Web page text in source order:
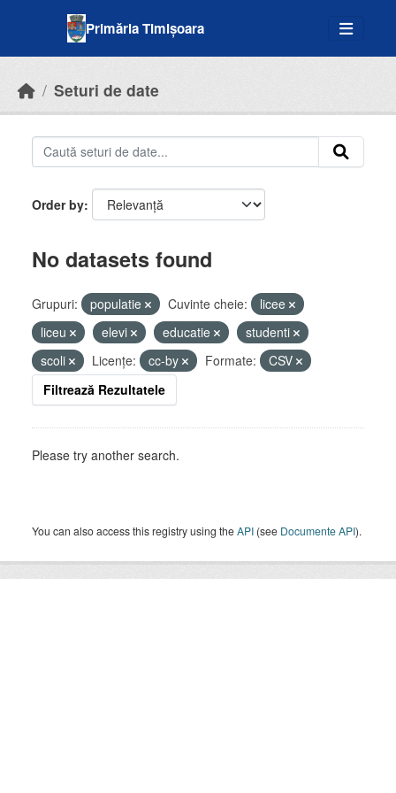
Primăria Timișoara
Seturi de date
Order by
No datasets found
Grupuri: populatie Cuvinte cheie:
licee
liceu
elevi educatie
studenti
scoli
Licenţe: cc-by Formate:
CSV
Filtrează Rezultatele
Please try another search.
You can also access this registry using theAPI (see Documente API).